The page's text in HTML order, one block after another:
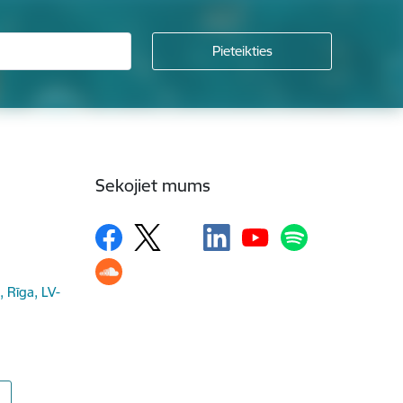
Rīga, LV-
Sekojiet mums